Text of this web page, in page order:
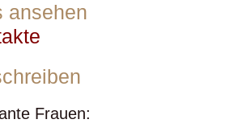
ansehen
Frauen: